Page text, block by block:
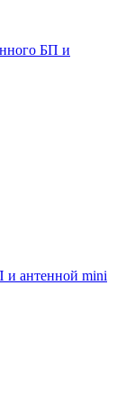
БП и
и антенной mini